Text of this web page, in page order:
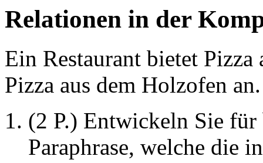
Relationen in der
Ein Restaurant bietet Pizza
Pizza aus dem Holzofen an.
(2 P.) Entwickeln Sie
Paraphrase, welche die